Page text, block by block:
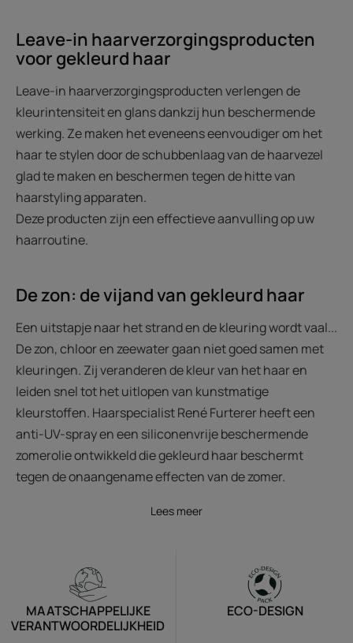
Leave-in haarverzorgingsproducten
voor gekleurd haar
Leave-in haarverzorgingsproducten verlengen de
kleurintensiteit en glans dankzij hun beschermende
werking. Ze maken het eveneens eenvoudiger om het
haar te stylen door de schubbenlaag van de haarvezel
glad te maken en beschermen tegen de hitte van
haarstyling apparaten.
Deze producten zijn een effectieve aanvulling op uw
haarroutine.
De zon: de vijand van gekleurd haar
Een uitstapje naar het strand en de kleuring wordt vaal...
De zon, chloor en zeewater gaan niet goed samen met
kleuringen. Zij veranderen de kleur van het haar en
leiden snel tot het uitlopen van kunstmatige
kleurstoffen. Haarspecialist René Furterer heeft een
anti-UV-spray en een siliconenvrije beschermende
zomerolie ontwikkeld die gekleurd haar beschermt
tegen de onaangename effecten van de zomer.
Lees meer
MAATSCHAPPELIJKE
VERANTWOORDELIJKHEID
ECO-DESIGN